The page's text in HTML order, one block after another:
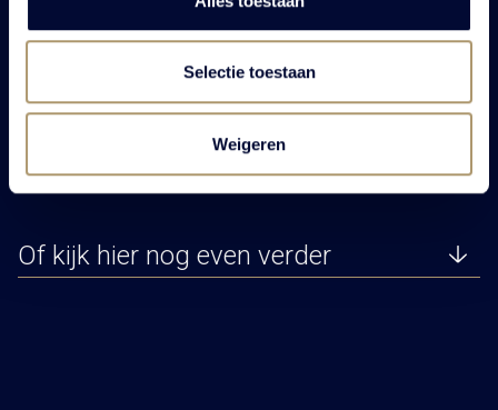
Selectie toestaan
Weigeren
Ontdek onze ultieme
Of kijk hier nog even verder